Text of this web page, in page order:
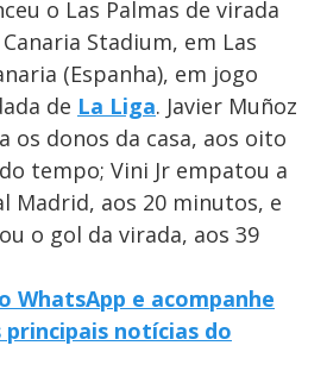
o Las Palmas de virada
Stadium, em Las
(Espanha), em jogo
de La Liga. Javier Muñoz
os donos da casa, aos oito
tempo; Vini Jr empatou a
Madrid, aos 20 minutos, e
o gol da virada, aos 39
WhatsApp e acompanhe
notícias do